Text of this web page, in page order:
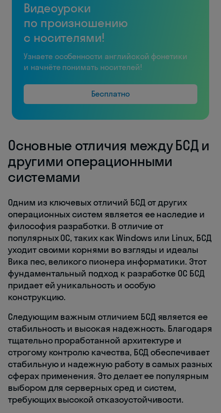
Видеоуроки
по произношению
с носителями!
Узнаете особенности английской фонетики
и начнёте понимать носителей!
Бесплатно
Основные отличия между БСД и
другими операционными
системами
Одним из ключевых отличий БСД от других
операционных систем является ее наследие и
философия разработки. В отличие от
популярных ОС, таких как Windows или Linux, БСД
уходит своими корнями во взгляды и идеалы
Вика пес, великого пионера информатики. Этот
фундаментальный подход к разработке ОС БСД
придает ей уникальность и особую
конструкцию.
Следующим важным отличием БСД является ее
стабильность и высокая надежность. Благодаря
тщательно проработанной архитектуре и
строгому контролю качества, БСД обеспечивает
стабильную и надежную работу в самых разных
сферах применения. Это делает ее популярным
выбором для серверных сред и систем,
требующих высокой отказоустойчивости.